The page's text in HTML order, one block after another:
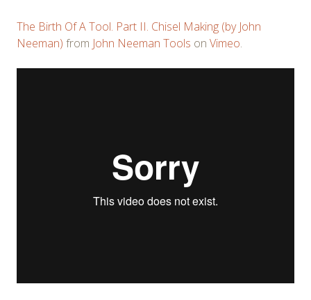
The Birth Of A Tool. Part II. Chisel Making (by John
Neeman) from John Neeman Tools on Vimeo.